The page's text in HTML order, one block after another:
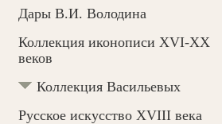
Дары В.И. Володина
Коллекция иконописи XVI-XX
веков
Коллекция Васильевых
Русское искусство XVIII века